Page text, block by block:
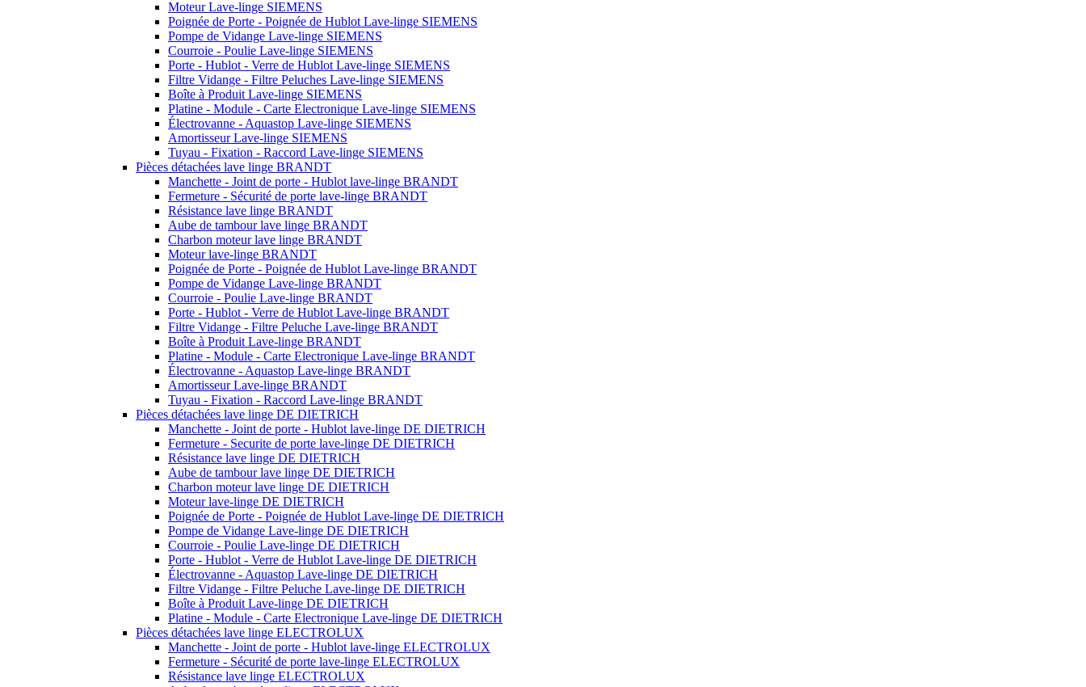
Moteur Lave-linge SIEMENS
Poignée de Porte - Poignée de Hublot Lave-linge SIEMENS
Pompe de Vidange Lave-linge SIEMENS
Courroie - Poulie Lave-linge SIEMENS
Porte - Hublot - Verre de Hublot Lave-linge SIEMENS
Filtre Vidange - Filtre Peluches Lave-linge SIEMENS
Boîte à Produit Lave-linge SIEMENS
Platine - Module - Carte Electronique Lave-linge SIEMENS
Électrovanne - Aquastop Lave-linge SIEMENS
Amortisseur Lave-linge SIEMENS
Tuyau - Fixation - Raccord Lave-linge SIEMENS
Pièces détachées lave linge BRANDT
Manchette - Joint de porte - Hublot lave-linge BRANDT
Fermeture - Sécurité de porte lave-linge BRANDT
Résistance lave linge BRANDT
Aube de tambour lave linge BRANDT
Charbon moteur lave linge BRANDT
Moteur lave-linge BRANDT
Poignée de Porte - Poignée de Hublot Lave-linge BRANDT
Pompe de Vidange Lave-linge BRANDT
Courroie - Poulie Lave-linge BRANDT
Porte - Hublot - Verre de Hublot Lave-linge BRANDT
Filtre Vidange - Filtre Peluche Lave-linge BRANDT
Boîte à Produit Lave-linge BRANDT
Platine - Module - Carte Electronique Lave-linge BRANDT
Électrovanne - Aquastop Lave-linge BRANDT
Amortisseur Lave-linge BRANDT
Tuyau - Fixation - Raccord Lave-linge BRANDT
Pièces détachées lave linge DE DIETRICH
Manchette - Joint de porte - Hublot lave-linge DE DIETRICH
Fermeture - Securite de porte lave-linge DE DIETRICH
Résistance lave linge DE DIETRICH
Aube de tambour lave linge DE DIETRICH
Charbon moteur lave linge DE DIETRICH
Moteur lave-linge DE DIETRICH
Poignée de Porte - Poignée de Hublot Lave-linge DE DIETRICH
Pompe de Vidange Lave-linge DE DIETRICH
Courroie - Poulie Lave-linge DE DIETRICH
Porte - Hublot - Verre de Hublot Lave-linge DE DIETRICH
Électrovanne - Aquastop Lave-linge DE DIETRICH
Filtre Vidange - Filtre Peluche Lave-linge DE DIETRICH
Boîte à Produit Lave-linge DE DIETRICH
Platine - Module - Carte Electronique Lave-linge DE DIETRICH
Pièces détachées lave linge ELECTROLUX
Manchette - Joint de porte - Hublot lave-linge ELECTROLUX
Fermeture - Sécurité de porte lave-linge ELECTROLUX
Résistance lave linge ELECTROLUX